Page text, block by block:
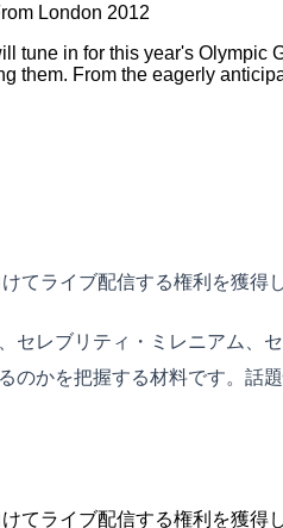
London 2012
tune in for this year's
them. From the eagerly
てライブ配信する権利を獲得
レブリティ・ミレニアム、
かを把握する材料です。話
てライブ配信する権利を獲得